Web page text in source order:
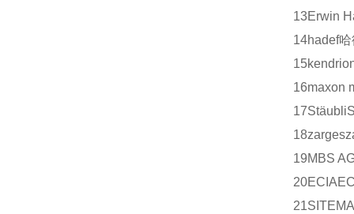
13Erwin
14hadef哈
15
16maxon
17Stäubli
18zarges
19MBS
20ECIA
21